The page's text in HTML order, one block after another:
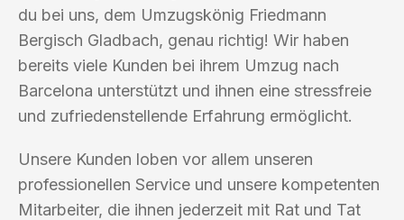
du bei uns, dem Umzugskönig Friedmann
Bergisch Gladbach, genau richtig! Wir haben
bereits viele Kunden bei ihrem Umzug nach
Barcelona unterstützt und ihnen eine stressfreie
und zufriedenstellende Erfahrung ermöglicht.
Unsere Kunden loben vor allem unseren
professionellen Service und unsere kompetenten
Mitarbeiter, die ihnen jederzeit mit Rat und Tat